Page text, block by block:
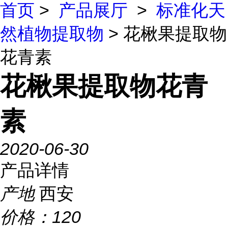
首页 > 产品展厅 > 标准化天
然植物提取物 > 花楸果提取物
花青素
花楸果提取物花青
素
2020-06-30
产品详情
产地 西安
价格： 120